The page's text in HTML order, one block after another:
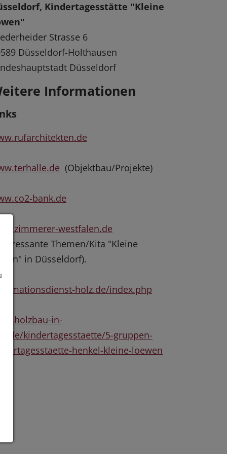
Kindertagesstätte "Kleine
Strasse 6
Düsseldorf-Holthausen
Düsseldorf
Informationen
(Objektbau/Projekte)
bank.de
westfalen.de
Themen/Kita "Kleine
in Düsseldorf).
holz.de/index.php
in-
kindertagesstaette/5-gruppen-
henkel-kleine-loewen